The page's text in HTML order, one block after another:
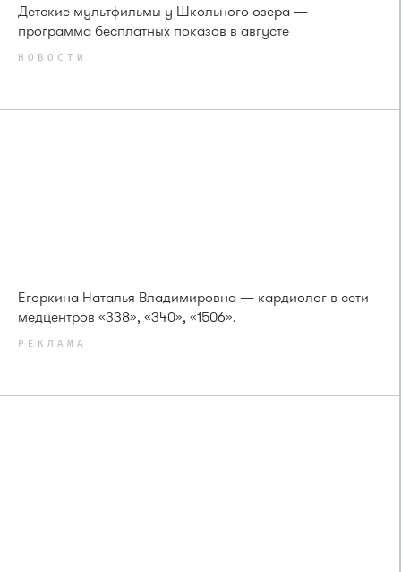
Детские мультфильмы у Школьного озера —
программа бесплатных показов в августе
НОВОСТИ
Егоркина Наталья Владимировна — кардиолог в сети
медцентров «338», «340», «1506».
РЕКЛАМА